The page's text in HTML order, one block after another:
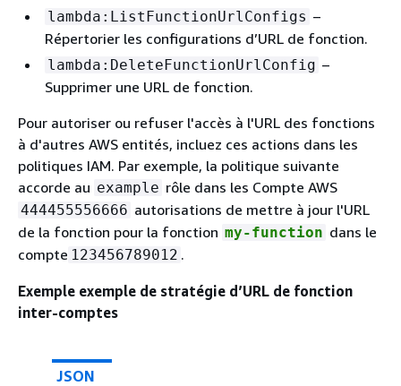
lambda:ListFunctionUrlConfigs –
Répertorier les configurations d’URL de fonction.
lambda:DeleteFunctionUrlConfig –
Supprimer une URL de fonction.
Pour autoriser ou refuser l'accès à l'URL des fonctions
à d'autres AWS entités, incluez ces actions dans les
politiques IAM. Par exemple, la politique suivante
accorde au example rôle dans les Compte AWS
444455556666 autorisations de mettre à jour l'URL
de la fonction pour la fonction my-function dans le
compte 123456789012 .
Exemple exemple de stratégie d’URL de fonction
inter-comptes
JSON